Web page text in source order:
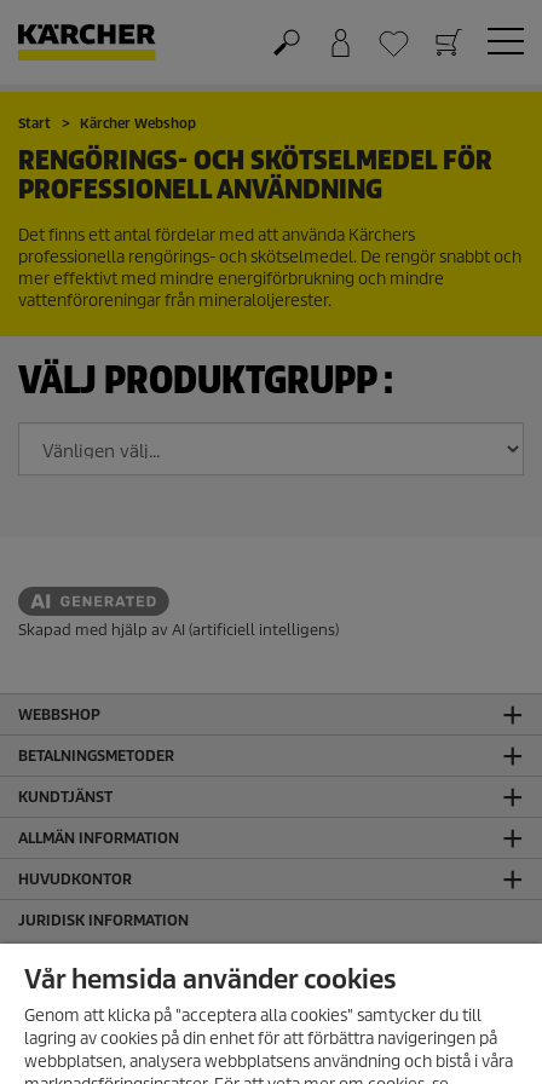
Varukorg
Önskelista
Start Kärcher Webshop
RENGÖRINGS- OCH SKÖTSELMEDEL FÖR
PROFESSIONELL ANVÄNDNING
Det finns ett antal fördelar med att använda Kärchers
professionella rengörings- och skötselmedel. De rengör snabbt och
mer effektivt med mindre energiförbrukning och mindre
vattenföroreningar från mineraloljerester.
VÄLJ PRODUKTGRUPP :
Skapad med hjälp av AI (artificiell intelligens)
WEBBSHOP
BETALNINGSMETODER
KUNDTJÄNST
ALLMÄN INFORMATION
HUVUDKONTOR
JURIDISK INFORMATION
Copyright
Friskrivningsklausul
Hantering av personuppgifter
Integritetspolicy
Vår hemsida använder cookies
Genom att klicka på "acceptera alla cookies" samtycker du till
lagring av cookies på din enhet för att förbättra navigeringen på
webbplatsen, analysera webbplatsens användning och bistå i våra